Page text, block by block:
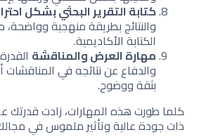
كتابة التقرير البحثي بشكل
والنتائج بطريقة منهجية وواضحة،
الكتابة الأكاديمية.
مهارة العرض والمناقشةالقدرة
والدفاع عن نتائجه في المناقشات
بثقة ووضوح.
كلما طورت هذه المهارات، زادت قدرتك
ذات جودة عالية وتأثير ملموس في